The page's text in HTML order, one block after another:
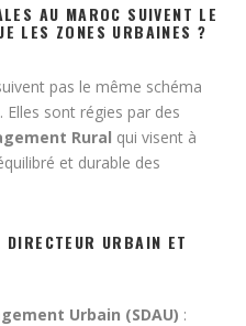
AU MAROC SUIVENT LE
LES ZONES URBAINES ?
pas le même schéma
sont régies par des
Rural qui visent à
et durable des
DIRECTEUR URBAIN ET
Urbain (SDAU) :